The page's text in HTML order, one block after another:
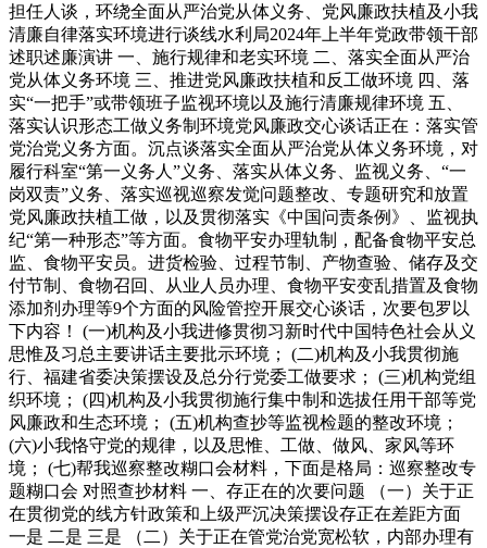
担任人谈，环绕全面从严治党从体义务、党风廉政扶植及小我
清廉自律落实环境进行谈线水利局2024年上半年党政带领干部
述职述廉演讲 一、施行规律和老实环境 二、落实全面从严治
党从体义务环境 三、推进党风廉政扶植和反工做环境 四、落
实“一把手”或带领班子监视环境以及施行清廉规律环境 五、
落实认识形态工做义务制环境党风廉政交心谈话正在：落实管
党治党义务方面。沉点谈落实全面从严治党从体义务环境，对
履行科室“第一义务人”义务、落实从体义务、监视义务、“一
岗双责”义务、落实巡视巡察发觉问题整改、专题研究和放置
党风廉政扶植工做，以及贯彻落实《中国问责条例》、监视执
纪“第一种形态”等方面。食物平安办理轨制，配备食物平安总
监、食物平安员。进货检验、过程节制、产物查验、储存及交
付节制、食物召回、从业人员办理、食物平安变乱措置及食物
添加剂办理等9个方面的风险管控开展交心谈话，次要包罗以
下内容！ (一)机构及小我进修贯彻习新时代中国特色社会从义
思惟及习总主要讲话主要批示环境； (二)机构及小我贯彻施
行、福建省委决策摆设及总分行党委工做要求； (三)机构党组
织环境； (四)机构及小我贯彻施行集中制和选拔任用干部等党
风廉政和生态环境； (五)机构查抄等监视检题的整改环境；
(六)小我恪守党的规律，以及思惟、工做、做风、家风等环
境； (七)帮我巡察整改糊口会材料，下面是格局：巡察整改专
题糊口会 对照查抄材料 一、存正在的次要问题 （一）关于正
在贯彻党的线方针政策和上级严沉决策摆设存正在差距方面
一是 二是 三是 （二）关于正在管党治党宽松软，内部办理有